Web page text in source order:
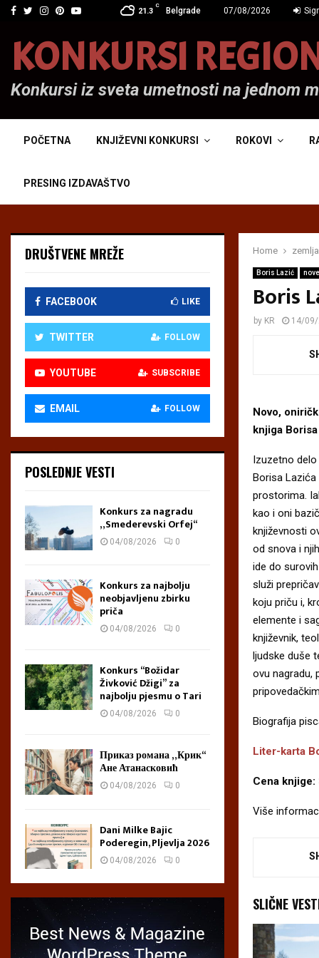
Facebook
Twitter
Instagram
Pinterest
Youtube 21.3
C
Belgrade 07/08/2026
KONKURSI
Konkursi iz sveta umetnosti na jednom
POČETNA KNJIŽEVNI KONKURSI ROKOVI
PRESING IZDAVAŠTVO
Home zemlja
Boris Lazić
Boris
by KR 14/
Novo,
knjiga
Izuzetno
Borisa Lazića
prostorima.
kao i oni
književnosti
od snova i
ide do
služi
koju priču i,
elemente i
književnik,
ljudske duše
ovu nagradu,
Biografija
Liter-karta
Cena knjige:
Više
SLIČNE
DRUŠTVENE MREŽE
FACEBOOK LIKE
TWITTER FOLLOW
YOUTUBE SUBSCRIBE
EMAIL FOLLOW
POSLEDNJE VESTI
Konkurs za nagradu
„Smederevski Orfej“
04/08/2026 0
Konkurs za najbolju
neobjavljenu zbirku
priča
04/08/2026 0
Konkurs “Božidar
Živković Džigi” za
najbolju pjesmu o Tari
04/08/2026 0
Приказ романа „Крик“
Ане Атанасковић
04/08/2026 0
Dani Milke Bajic
Poderegin, Pljevlja 2026
04/08/2026 0